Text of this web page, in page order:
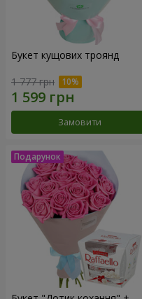
Букет кущових троянд
1 777 грн
Замовити